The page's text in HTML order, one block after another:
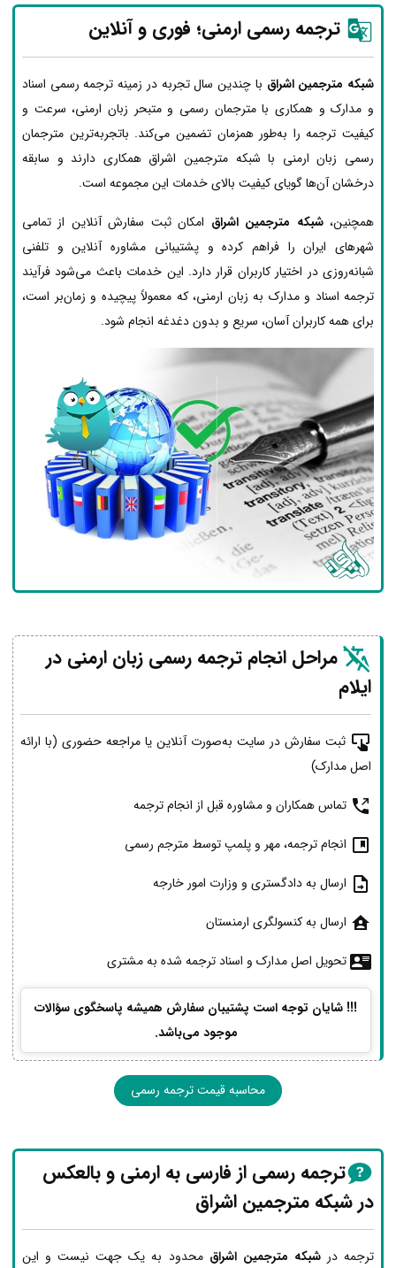
ترجمه رسمی ارمنی؛ فوری و آنلاین
شبکه مترجمین اشراق با چندین سال تجربه در زمینه ترجمه رسمی اسناد
و مدارک و همکاری با مترجمان رسمی و متبحر زبان ارمنی، سرعت و
کیفیت ترجمه را به‌طور همزمان تضمین می‌کند. باتجربه‌ترین مترجمان
رسمی زبان ارمنی با شبکه مترجمین اشراق همکاری دارند و سابقه
درخشان آن‌ها گویای کیفیت بالای خدمات این مجموعه است.
همچنین،شبکه مترجمین اشراق امکان ثبت سفارش آنلاین از تمامی
شهرهای ایران را فراهم کرده و پشتیبانی مشاوره آنلاین و تلفنی
شبانه‌روزی در اختیار کاربران قرار دارد. این خدمات باعث می‌شود فرآیند
ترجمه اسناد و مدارک به زبان ارمنی، که معمولاً پیچیده و زمان‌بر است،
برای همه کاربران آسان، سریع و بدون دغدغه انجام شود.
مراحل انجام ترجمه رسمی زبان ارمنی در
ایلام
ثبت سفارش در سایت به‌صورت آنلاین یا مراجعه حضوری (با ارائه
اصل مدارک)
تماس همکاران و مشاوره قبل از انجام ترجمه
انجام ترجمه، مهر و پلمپ توسط مترجم رسمی
ارسال به دادگستری و وزارت امور خارجه
ارسال به کنسولگری ارمنستان
تحویل اصل مدارک و اسناد ترجمه شده به مشتری
!!! شایان توجه است پشتیبان سفارش همیشه پاسخگوی سؤالات
موجود می‌باشد.
محاسبه قیمت ترجمه رسمی
ترجمه رسمی از فارسی به ارمنی و بالعکس
در شبکه مترجمین اشراق
ترجمه درشبکه مترجمین اشراق محدود به یک جهت نیست و این